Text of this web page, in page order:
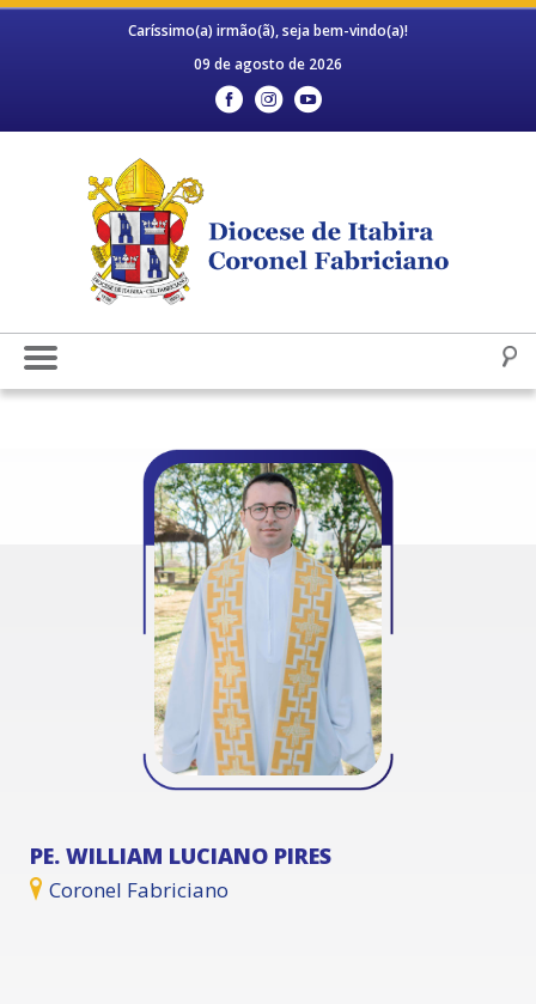
Caríssimo(a) irmão(ã), seja bem-vindo(a)!
09 de agosto de 2026
PE. WILLIAM LUCIANO PIRES
Coronel Fabriciano